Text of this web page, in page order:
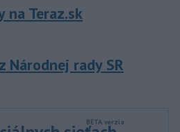
na Teraz.sk
Národnej rady SR